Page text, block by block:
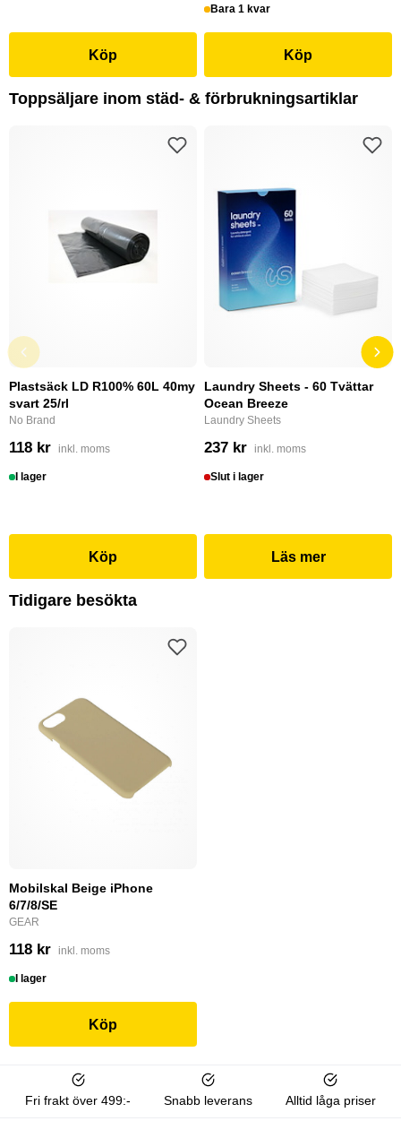
Köp
Bara 1 kvar
Köp
Toppsäljare inom städ- & förbrukningsartiklar
Plastsäck LD R100% 60L 40my
svart 25/rl
No Brand
118 kr inkl. moms
I lager
Köp
Laundry Sheets - 60 Tvättar
Ocean Breeze
Laundry Sheets
237 kr inkl. moms
Slut i lager
Läs mer
Tidigare besökta
Mobilskal Beige iPhone
6/7/8/SE
GEAR
118 kr inkl. moms
I lager
Köp
Fri frakt över 499:- Snabb leverans Alltid låga priser